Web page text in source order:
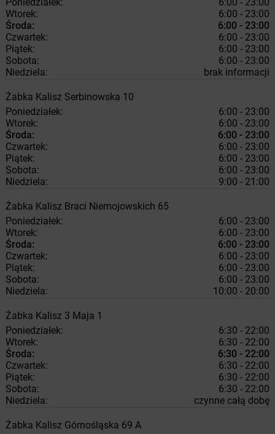
Wtorek:
6:00 - 23:00
Środa:
6:00 - 23:00
Czwartek:
6:00 - 23:00
Piątek:
6:00 - 23:00
Sobota:
6:00 - 23:00
Niedziela:
brak informacji
Żabka Kalisz Serbinowska 10
Poniedziałek:
6:00 - 23:00
Wtorek:
6:00 - 23:00
Środa:
6:00 - 23:00
Czwartek:
6:00 - 23:00
Piątek:
6:00 - 23:00
Sobota:
6:00 - 23:00
Niedziela:
9:00 - 21:00
Żabka Kalisz Braci Niemojowskich 65
Poniedziałek:
6:00 - 23:00
Wtorek:
6:00 - 23:00
Środa:
6:00 - 23:00
Czwartek:
6:00 - 23:00
Piątek:
6:00 - 23:00
Sobota:
6:00 - 23:00
Niedziela:
10:00 - 20:00
Żabka Kalisz 3 Maja 1
Poniedziałek:
6:30 - 22:00
Wtorek:
6:30 - 22:00
Środa:
6:30 - 22:00
Czwartek:
6:30 - 22:00
Piątek:
6:30 - 22:00
Sobota:
6:30 - 22:00
Niedziela:
czynne całą dobę
Żabka Kalisz Górnośląska 69 A